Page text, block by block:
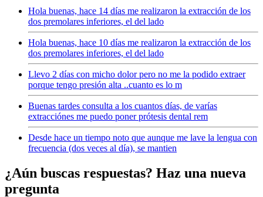
Hola buenas, hace 14 días me realizaron la extracción de los
dos premolares inferiores, el del lado
Hola buenas, hace 10 días me realizaron la extracción de los
dos premolares inferiores, el del lado
Llevo 2 días con micho dolor pero no me la podido extraer
porque tengo presión alta ..cuanto es lo m
Buenas tardes consulta a los cuantos días, de varías
extracciónes me puedo poner prótesis dental rem
Desde hace un tiempo noto que aunque me lave la lengua con
frecuencia (dos veces al día), se mantien
¿Aún buscas respuestas? Haz una nueva
pregunta